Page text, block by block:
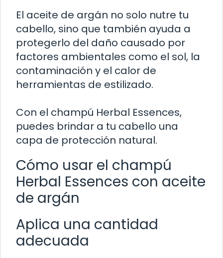
El aceite de argán no solo nutre tu
cabello, sino que también ayuda a
protegerlo del daño causado por
factores ambientales como el sol, la
contaminación y el calor de
herramientas de estilizado.
Con el champú Herbal Essences,
puedes brindar a tu cabello una
capa de protección natural.
Cómo usar el champú
Herbal Essences con aceite
de argán
Aplica una cantidad
adecuada